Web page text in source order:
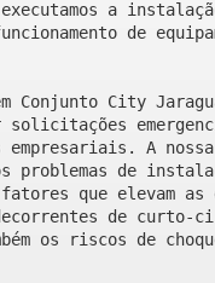
a
de
Conjunto City
solicitações
empresariais. A
de
que elevam as
de curto-
os riscos de